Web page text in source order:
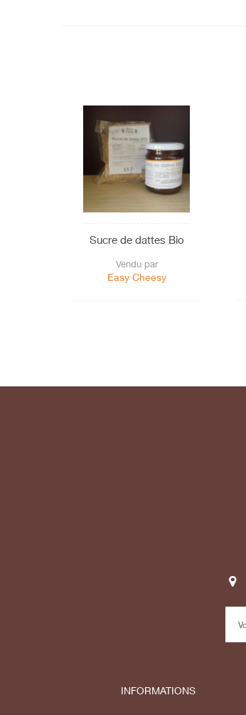
Sucre de dattes Bio
Vendu par
Easy Cheesy
INFORMATIONS